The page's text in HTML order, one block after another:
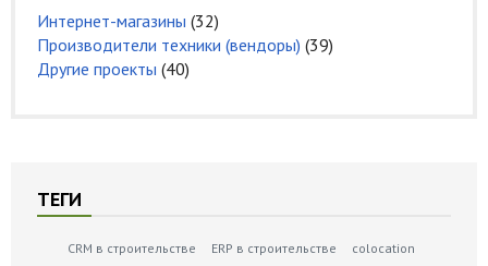
Интернет-магазины (32)
Производители техники (вендоры) (39)
Другие проекты (40)
ТЕГИ
CRM в строительстве ERP в строительстве
colocation